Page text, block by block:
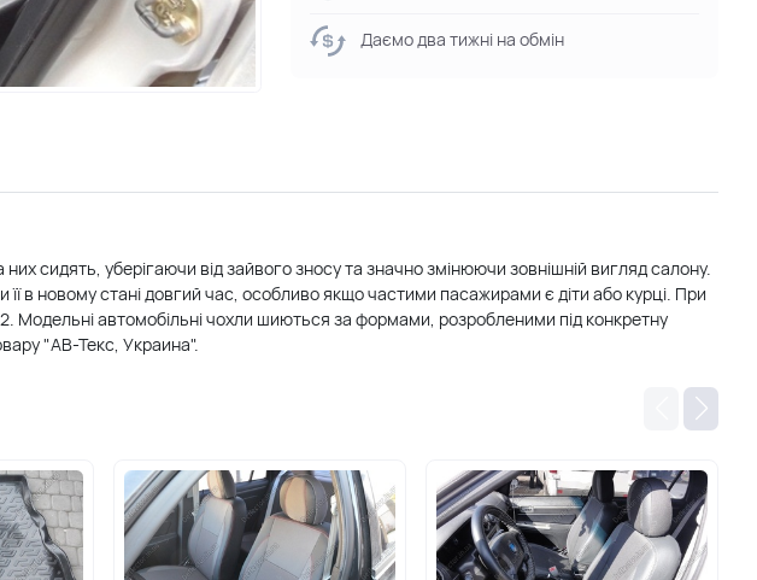
Даємо два тижні на обмін
сидять, уберігаючи від зайвого зносу та значно змінюючи зовнішній вигляд салону.
в новому стані довгий час, особливо якщо частими пасажирами є діти або курці. При
Модельні автомобільні чохли шиються за формами, розробленими під конкретну
"АВ-Текс, Украина".